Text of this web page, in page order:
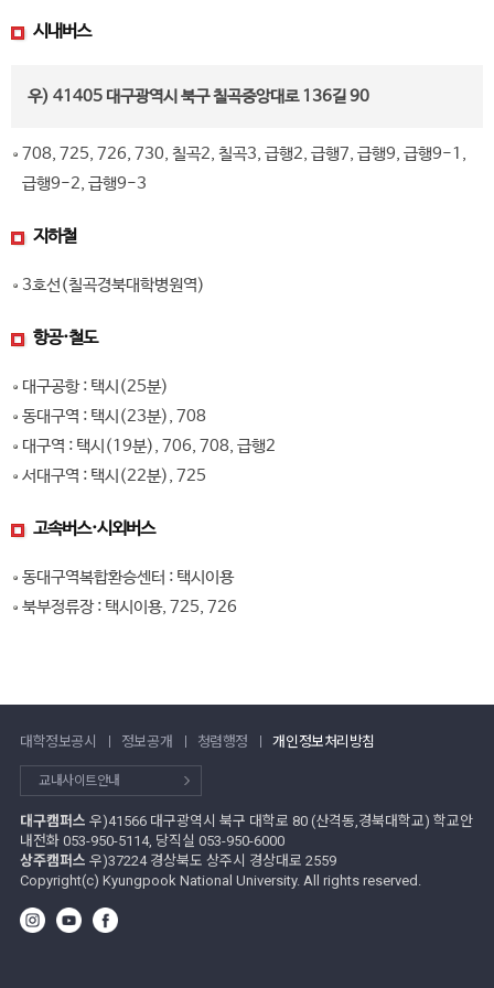
시내버스
우) 41405 대구광역시 북구 칠곡중앙대로 136길 90
708, 725, 726, 730, 칠곡2, 칠곡3, 급행2, 급행7, 급행9, 급행9-1,
급행9-2, 급행9-3
지하철
3호선(칠곡경북대학병원역)
항공·철도
대구공항 : 택시(25분)
동대구역 : 택시(23분), 708
대구역 : 택시(19분), 706, 708, 급행2
서대구역 : 택시(22분), 725
고속버스·시외버스
동대구역복합환승센터 : 택시이용
북부정류장 : 택시이용, 725, 726
대학정보공시 정보공개 청렴행정 개인정보처리방침
교내사이트안내
대구캠퍼스 우)41566 대구광역시 북구 대학로 80 (산격동,경북대학교) 학교안
내전화 053-950-5114, 당직실 053-950-6000
상주캠퍼스 우)37224 경상북도 상주시 경상대로 2559
Copyright(c) Kyungpook National University. All rights reserved.